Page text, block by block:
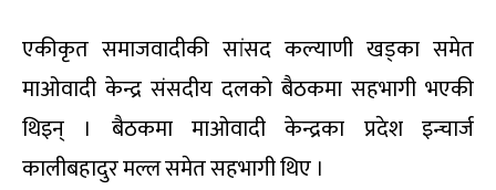
एकीकृत समाजवादीकी सांसद कल्याणी खड्का समेत
माओवादी केन्द्र संसदीय दलको बैठकमा सहभागी भएकी
थिइन् । बैठकमा माओवादी केन्द्रका प्रदेश इन्चार्ज
कालीबहादुर मल्ल समेत सहभागी थिए ।